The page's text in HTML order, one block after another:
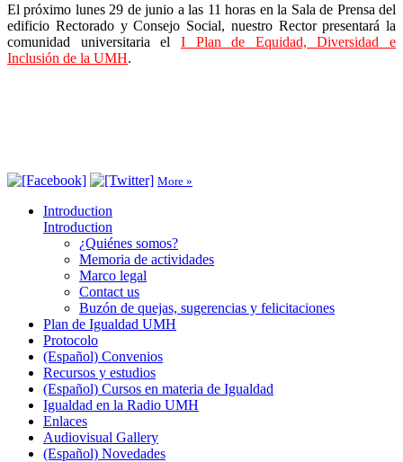
El próximo lunes 29 de junio a las 11 horas en la Sala de Prensa del
edificio Rectorado y Consejo Social, nuestro Rector presentará la
comunidad universitaria el I Plan de Equidad, Diversidad e
Inclusión de la UMH.
More »
Introduction
Introduction
¿Quiénes somos?
Memoria de actividades
Marco legal
Contact us
Buzón de quejas, sugerencias y felicitaciones
Plan de Igualdad UMH
Protocolo
(Español) Convenios
Recursos y estudios
(Español) Cursos en materia de Igualdad
Igualdad en la Radio UMH
Enlaces
Audiovisual Gallery
(Español) Novedades